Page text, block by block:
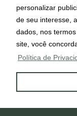
personalizar
de seu interesse,
dados, nos
site, você
Política de
CRECI: J-6095